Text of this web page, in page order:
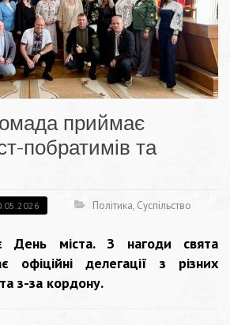
приймає
побратимів та
Політика, Суспільство
День міста. З нагоди свята
офіційні делегації з різних
з-за кордону.